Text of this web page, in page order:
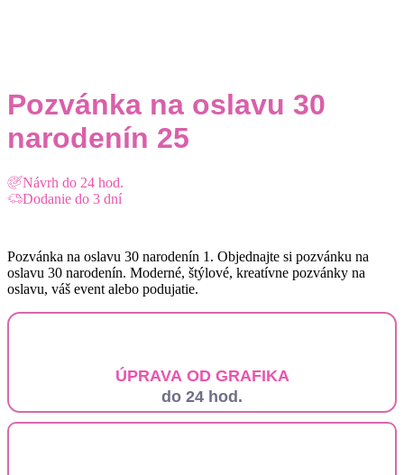
Pozvánka na oslavu 30
narodenín 25
Návrh do 24 hod.
Dodanie do 3 dní
Pozvánka na oslavu 30 narodenín 1. Objednajte si pozvánku na
oslavu 30 narodenín. Moderné, štýlové, kreatívne pozvánky na
oslavu, váš event alebo podujatie.
ÚPRAVA OD GRAFIKA
do 24 hod.